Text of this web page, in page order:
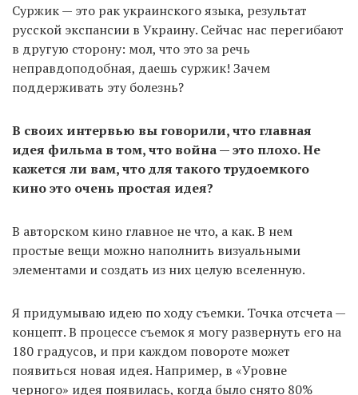
Суржик — это рак украинского языка, результат
русской экспансии в Украину. Сейчас нас перегибают
в другую сторону: мол, что это за речь
неправдоподобная, даешь суржик! Зачем
поддерживать эту болезнь?
В своих интервью вы говорили, что главная
идея фильма в том, что война — это плохо. Не
кажется ли вам, что для такого трудоемкого
кино это очень простая идея?
В авторском кино главное не что, а как. В нем
простые вещи можно наполнить визуальными
элементами и создать из них целую вселенную.
Я придумываю идею по ходу съемки. Точка отсчета —
концепт. В процессе съемок я могу развернуть его на
180 градусов, и при каждом повороте может
появиться новая идея. Например, в «Уровне
черного» идея появилась, когда было снято 80%